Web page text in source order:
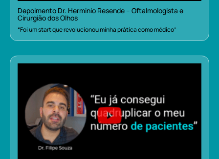
Depoimento Dr. Herminio Resende – Oftalmologista e
Cirurgião dos Olhos
“Foi um start que revolucionou minha prática como médico”